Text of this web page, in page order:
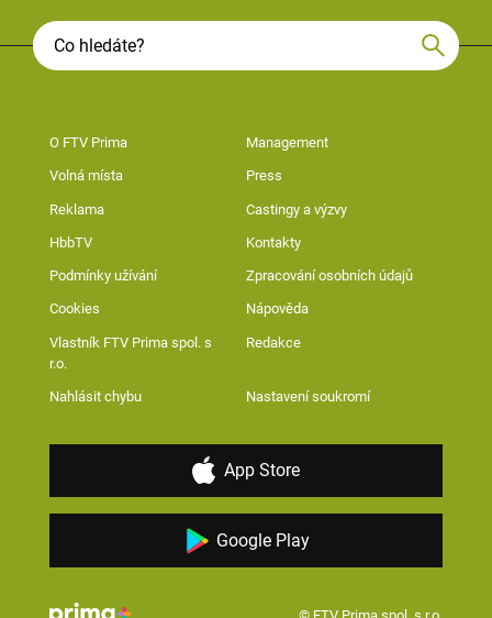
O FTV Prima Management
Volná místa Press
Reklama Castingy a výzvy
HbbTV Kontakty
Podmínky užívání Zpracování osobních údajů
Cookies Nápověda
Vlastník FTV Prima spol. s
r.o.
Redakce
Nahlásit chybu Nastavení soukromí
App Store
Google Play